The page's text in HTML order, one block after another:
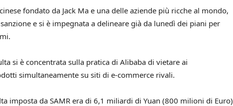
fondato da Jack Ma e una delle aziende più ricche al mondo,
e si è impegnata a delineare già da lunedì dei piani per
si è concentrata sulla pratica di Alibaba di vietare ai
simultaneamente su siti di e-commerce rivali.
imposta da SAMR era di 6,1 miliardi di Yuan (800 milioni di Euro)